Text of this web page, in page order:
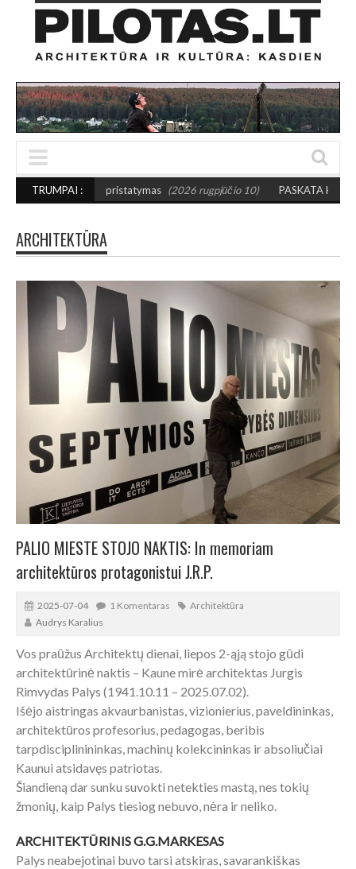
TRUMPAI :
pristatymas (2026 rugpjūčio 10) PASKATA KURTI DRĄSIAU:
ARCHITEKTŪRA
PALIO MIESTE STOJO NAKTIS: In memoriam
architektūros protagonistui J.R.P.
2025-07-04 1 Komentaras
Architektūra
Audrys Karalius
Vos praūžus Architektų dienai, liepos 2-ąją stojo gūdi
architektūrinė naktis – Kaune mirė architektas Jurgis
Rimvydas Palys (1941.10.11 – 2025.07.02).
Išėjo aistringas akvaurbanistas, vizionierius, paveldininkas,
architektūros profesorius, pedagogas, beribis
tarpdisciplinininkas, machinų kolekcininkas ir absoliučiai
Kaunui atsidavęs patriotas.
Šiandieną dar sunku suvokti netekties mastą, nes tokių
žmonių, kaip Palys tiesiog nebuvo, nėra ir neliko.
ARCHITEKTŪRINIS G.G.MARKESAS
Palys neabejotinai buvo tarsi atskiras, savarankiškas